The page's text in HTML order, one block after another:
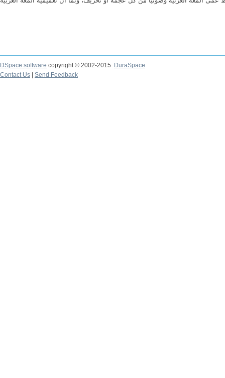
DSpace software copyright © 2002-2015
DuraSpace
Contact Us
Send Feedback